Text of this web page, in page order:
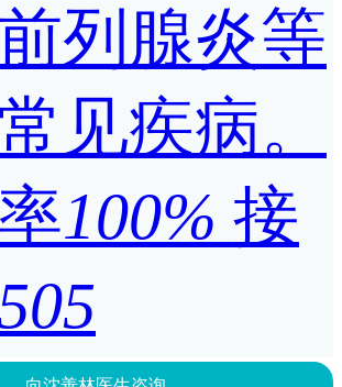
列腺炎等
见疾病。
100% 接